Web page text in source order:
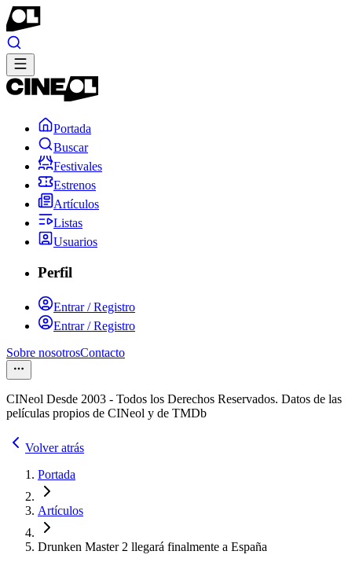
Portada
Buscar
Festivales
Estrenos
Artículos
Listas
Usuarios
Perfil
Entrar / Registro
Entrar / Registro
Sobre nosotrosContacto
CINeol Desde 2003 - Todos los Derechos Reservados. Datos de las
películas propios de CINeol y de TMDb
Volver atrás
Portada
Artículos
Drunken Master 2 llegará finalmente a España